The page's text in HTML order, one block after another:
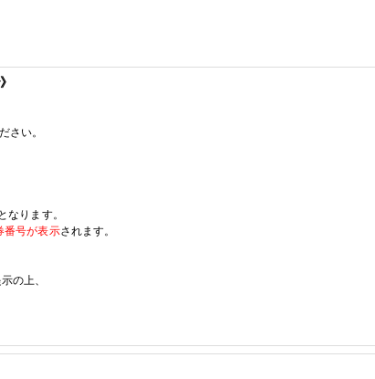
さい。
なります。
番号が表示されます。
の上、